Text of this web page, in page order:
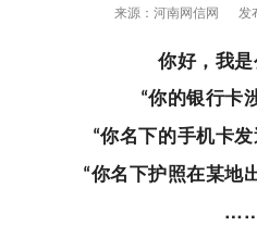
来源：河南网信网 发
你好，我
“你的银行卡
“你名下的手机卡
“你名下护照在某地